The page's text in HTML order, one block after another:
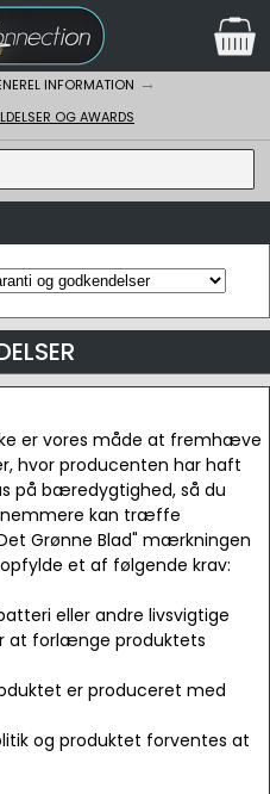
INFORMATION
OG AWARDS
er vores måde at fremhæve
hvor producenten har haft
på bæredygtighed, så du
kan træffe
Grønne Blad" mærkningen
et af følgende krav:
eller andre livsvigtige
at forlænge produktets
er produceret med
og produktet forventes at